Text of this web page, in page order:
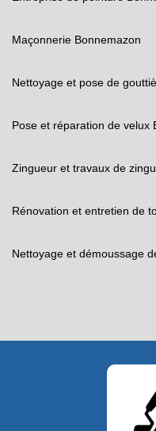
Maçonnerie Bonnemazon
Nettoyage et pose de
Pose et réparation de velux
Zingueur et travaux de
Rénovation et entretien de
Nettoyage et démoussage